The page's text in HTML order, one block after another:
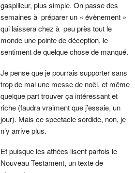
gaspilleur, plus simple. On passe des
semaines à préparer un « évènement »
qui laissera chez à peu près tout le
monde une pointe de déception, le
sentiment de quelque chose de manqué.
Je pense que je pourrais supporter sans
trop de mal une messe de noël, et même
quelque part trouver ça intéressant et
riche (faudra vraiment que j’essaie, un
jour). Mais ce spectacle sordide, non, je
n’y arrive plus.
Et puisque les athées lisent parfois le
Nouveau Testament, un texte de